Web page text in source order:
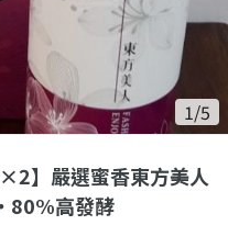
1/5
】嚴選蜜香東方美人
80%高發酵